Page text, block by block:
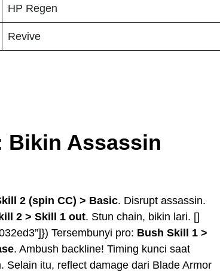
HP Regen
Revive
Bikin Assassin
2 (spin CC) > Basic. Disrupt assassin.
2 > Skill 1 out. Stun chain, bikin lari. []
Tersembunyi pro: Bush Skill 1 >
. Ambush backline! Timing kunci saat
itu, reflect damage dari Blade Armor